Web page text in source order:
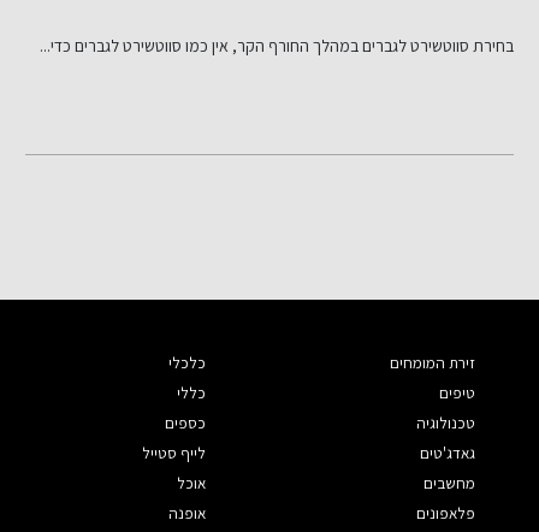
בחירת סווטשירט לגברים במהלך החורף הקר, אין כמו סווטשירט לגברים כדי...
זירת המומחים
טיפים
טכנולוגיה
גאדג'טים
מחשבים
פלאפונים
כלכלי
כללי
כספים
לייף סטייל
אוכל
אופנה